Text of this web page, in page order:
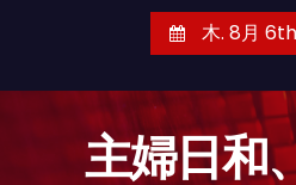
木. 8月
主婦日和